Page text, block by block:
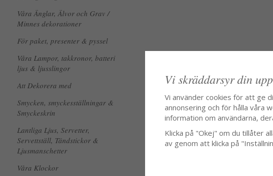
Våra Änglar, Älvor och Grav /
Minnes dekorationer
För paket, presenter & pyssel
Våra Lampor, takkronor, batteri
ljus & ljusslingor
Att Dekorera med
Smycken, smyckesställningar &
Smyckeskrin
Lantliga Ljus, Servetter,
Servettställ, Tändstickor &
Ljusmanschetter
Våra Klockor
Vi skräddarsyr din
Vi använder cookies för att ge
annonsering och för hålla våra
information om användarna,
Klicka på "Okej" om du tillåter
av genom att klicka på